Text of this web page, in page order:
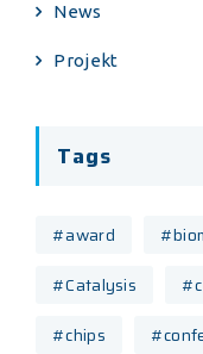
News
Projekt
Tags
#award
#Catalysis
#chips